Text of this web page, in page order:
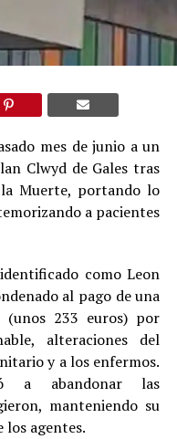
mes de junio a un
Clwyd de Gales tras
Muerte, portando lo
a pacientes
como Leon
al pago de una
233 euros) por
alteraciones del
y a los enfermos.
a abandonar las
manteniendo su
los agentes.